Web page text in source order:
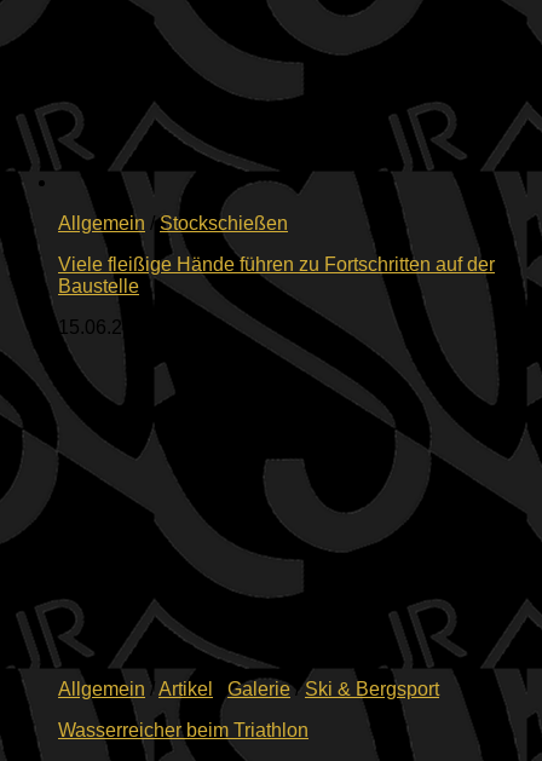
Allgemein /Stockschießen
Viele fleißige Hände führen zu Fortschritten auf der
Baustelle
15.06.2026
Allgemein /Artikel Galerie/Ski & Bergsport
Wasserreicher beim Triathlon